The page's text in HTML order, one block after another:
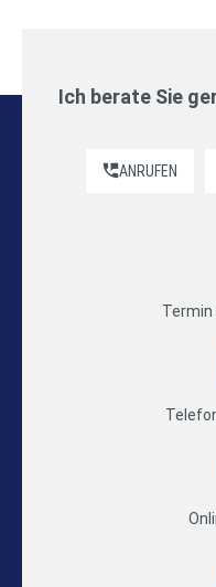
Ich berate Sie
ANRUFEN
Termin